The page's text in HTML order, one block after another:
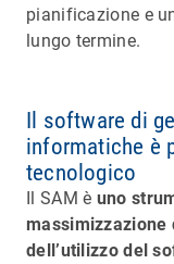
pianificazione e
lungo termine.
Il software di
informatiche è
tecnologico
Il SAM è uno
massimizzazione
dell’utilizzo del